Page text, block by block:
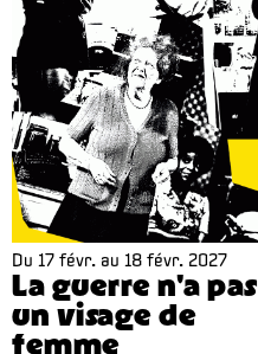
Du 17 févr. au 18 févr. 2027
La guerre n'a pas
un visage de
femme